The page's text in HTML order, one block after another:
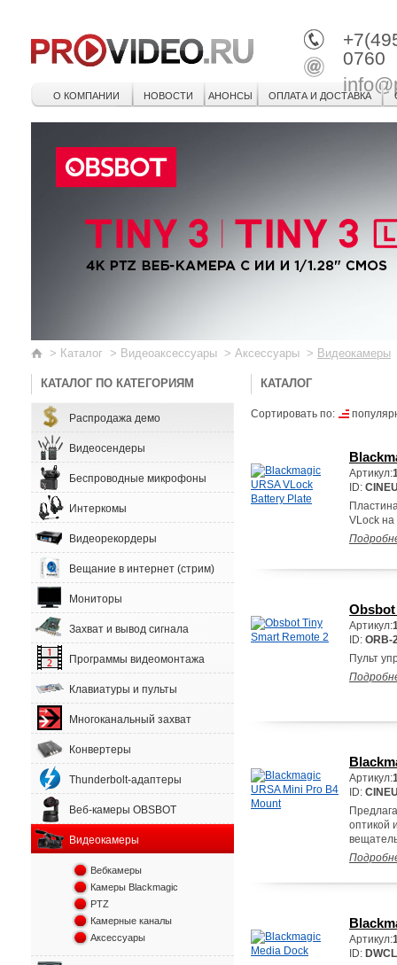
0760
О КОМПАНИИ НОВОСТИ АНОНСЫ ОПЛАТА И ДОСТАВКА
> Каталог > Видеоаксессуары > Аксессуары > Видеокамеры
КАТАЛОГ ПО КАТЕГОРИЯМ
Распродажа демо
Видеосендеры
Беспроводные микрофоны
Интеркомы
Видеорекордеры
Вещание в интернет (стрим)
Мониторы
Захват и вывод сигнала
Программы видеомонтажа
Клавиатуры и пульты
Многоканальный захват
Конвертеры
Thunderbolt-адаптеры
Веб-камеры OBSBOT
Видеокамеры
Вебкамеры
Камеры Blackmagic
PTZ
Камерные каналы
Аксессуары
КАТАЛОГ
Сортировать по:
Артикул:
ID:
VLock на
Obsbot
Артикул:
ID: ORB-
Пульт
Артикул:
ID:
оптикой
Артикул:
ID: